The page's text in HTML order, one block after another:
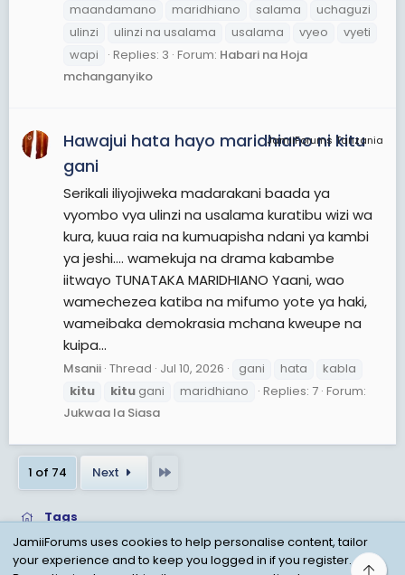
maandamano
maridhiano salama
uchaguzi
ulinzi
ulinzi na usalama usalama vyeo
vyeti
wapi
Replies: 3 Forum: Habari na Hoja
mchanganyiko
JamiiForums Tanzania
Hawajui hata hayo maridhiano ni kitu
gani
Serikali iliyojiweka madarakani baada ya
vyombo vya ulinzi na usalama kuratibu wizi wa
kura, kuua raia na kumuapisha ndani ya kambi
ya jeshi.... wamekuja na drama kabambe
iitwayo TUNATAKA MARIDHIANO Yaani, wao
wamechezea katiba na mifumo yote ya haki,
wameibaka demokrasia mchana kweupe na
kuipa...
Msanii Thread Jul 10, 2026 gani hata
kabla
kitu
kitu gani maridhiano Replies: 7 Forum:
Jukwaa la Siasa
1 of 74 Next
Tags
JamiiForums uses cookies to help personalise content, tailor
your experience and to keep you logged in if you register.
Top